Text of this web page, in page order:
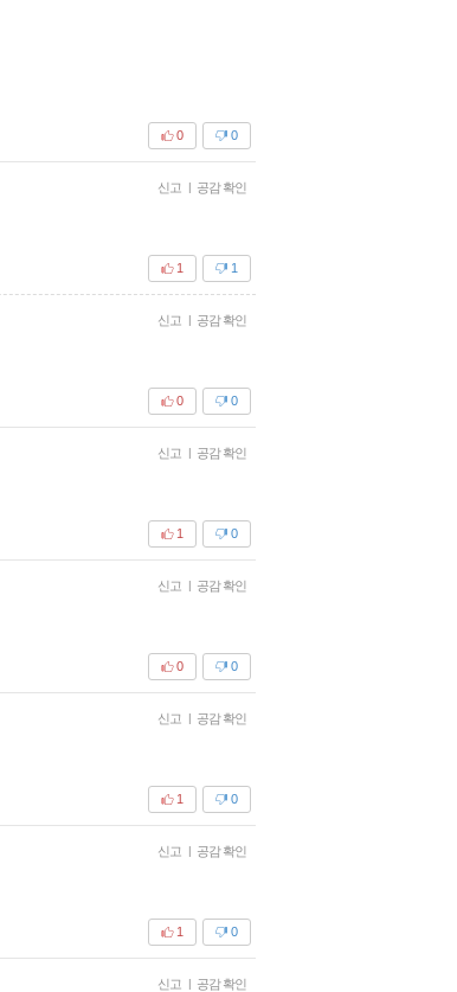
0
0
신고 | 공감 확인
1
1
신고 | 공감 확인
0
0
신고 | 공감 확인
0
1
신고 | 공감 확인
0
0
신고 | 공감 확인
0
1
신고 | 공감 확인
0
1
신고 | 공감 확인